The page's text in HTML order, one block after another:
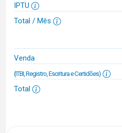
IPTU
Total / Mês
Venda
(ITBI, Registro, Escritura e Certidões)
Total